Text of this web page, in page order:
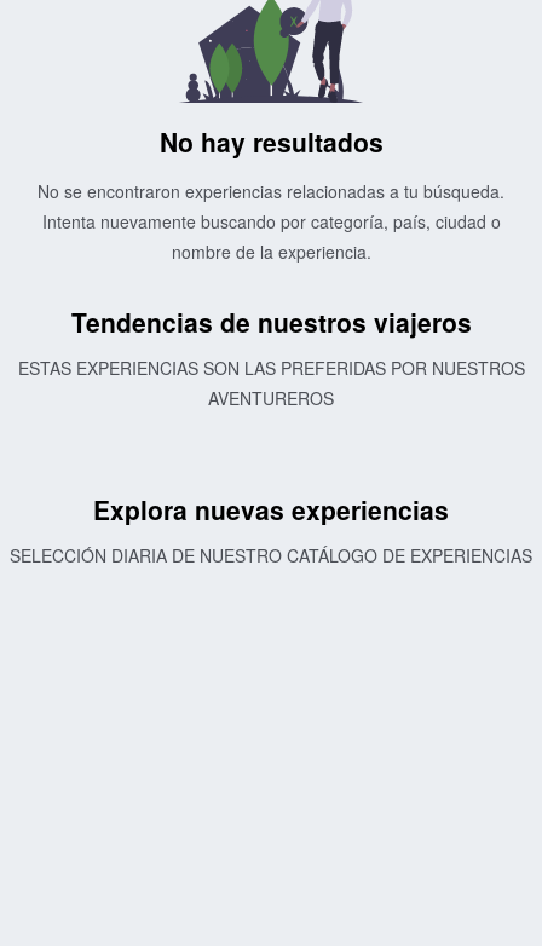
No hay resultados
No se encontraron experiencias relacionadas a tu búsqueda.
Intenta nuevamente buscando por categoría, país, ciudad o
nombre de la experiencia.
Tendencias de nuestros viajeros
ESTAS EXPERIENCIAS SON LAS PREFERIDAS POR NUESTROS
AVENTUREROS
Explora nuevas experiencias
SELECCIÓN DIARIA DE NUESTRO CATÁLOGO DE EXPERIENCIAS